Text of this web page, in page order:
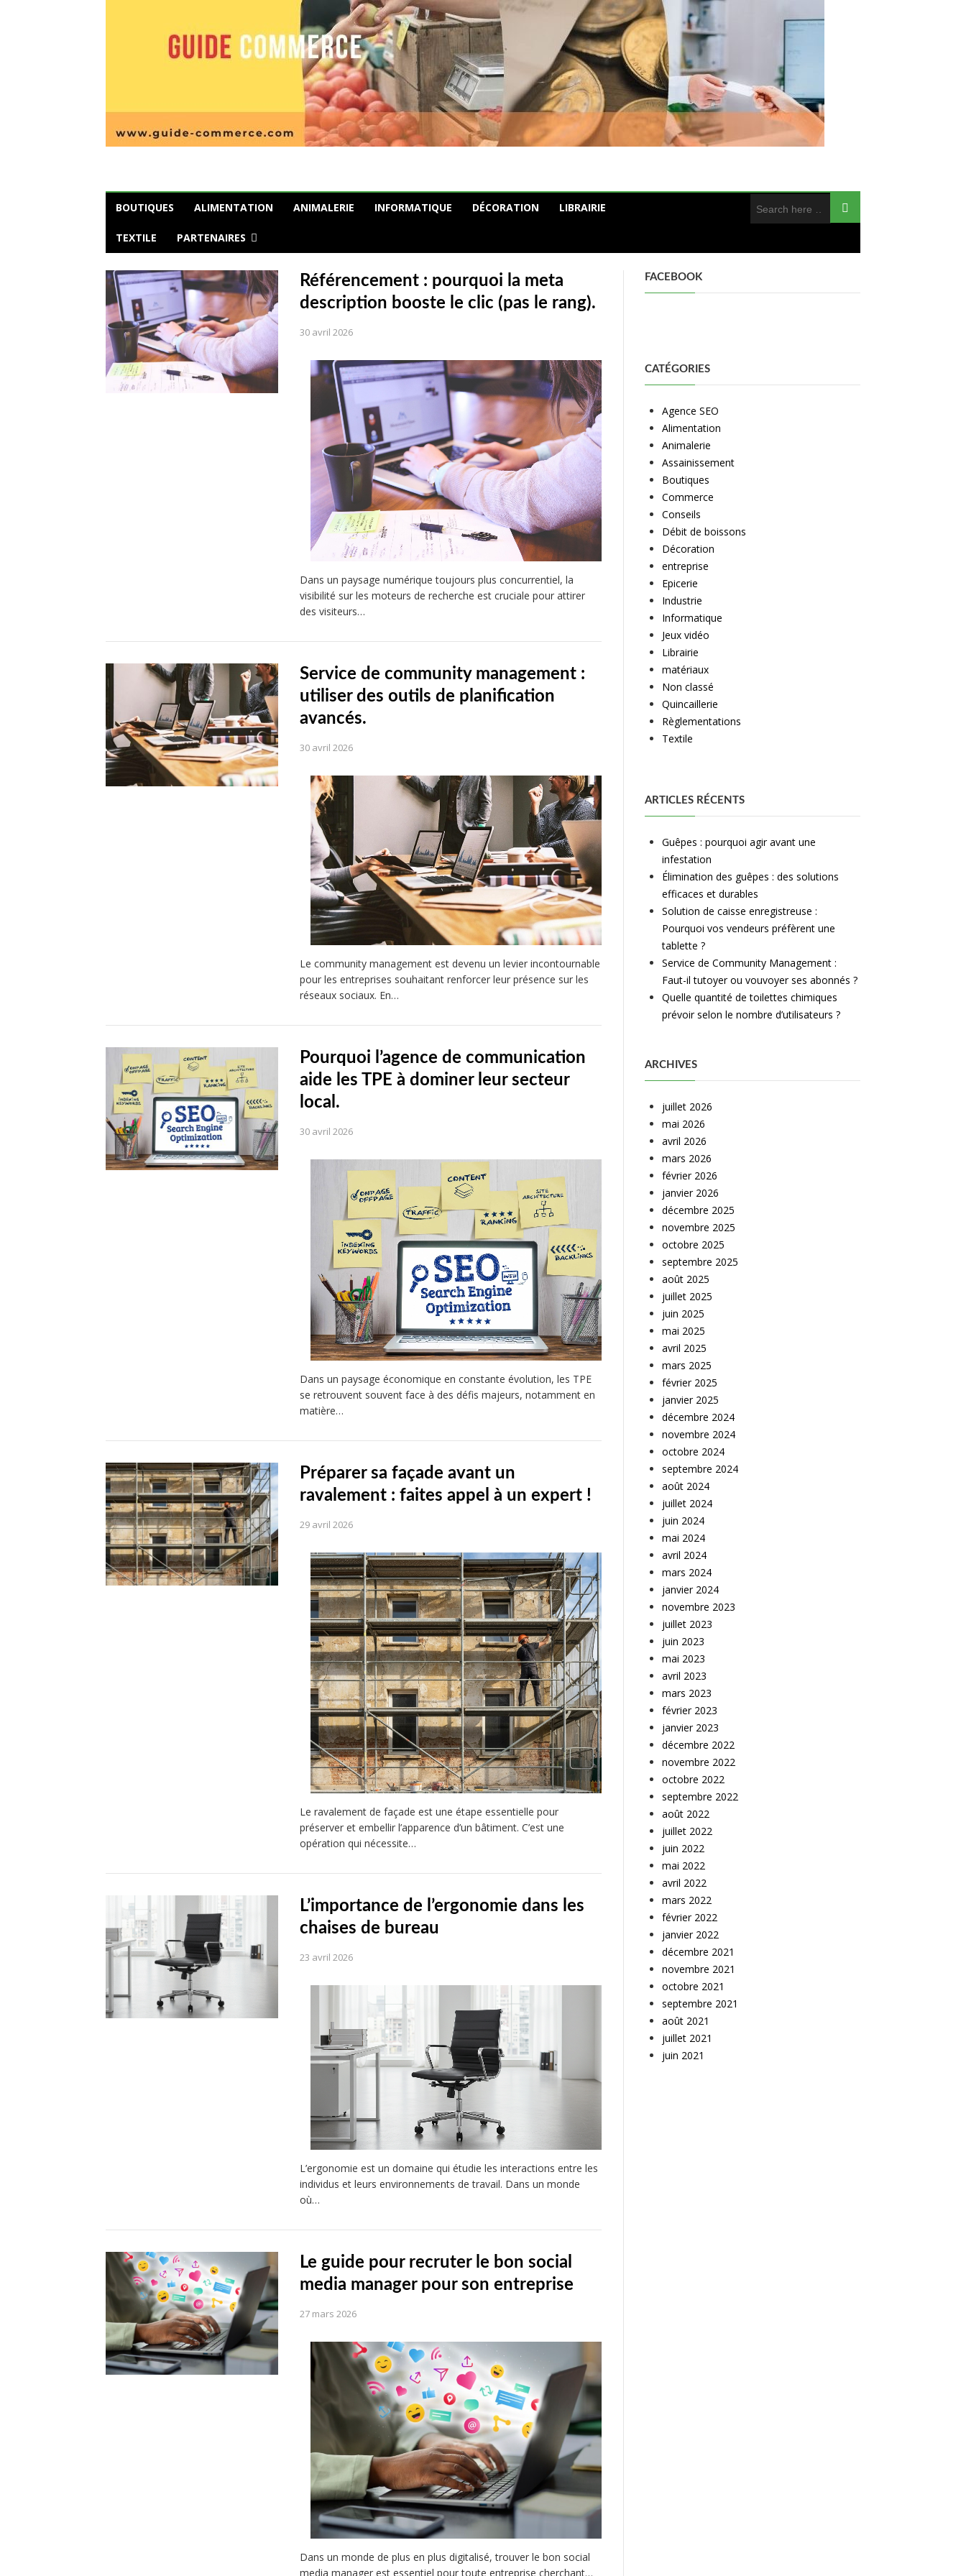
BOUTIQUES ALIMENTATION ANIMALERIE INFORMATIQUE DÉCORATION LIBRAIRIE
TEXTILE PARTENAIRES
Référencement : pourquoi la meta
description booste le clic (pas le rang).
30 avril 2026
Dans un paysage numérique toujours plus concurrentiel, la
visibilité sur les moteurs de recherche est cruciale pour attirer
des visiteurs…
Service de community management :
utiliser des outils de planification
avancés.
30 avril 2026
Le community management est devenu un levier incontournable
pour les entreprises souhaitant renforcer leur présence sur les
réseaux sociaux. En…
Pourquoi l’agence de communication
aide les TPE à dominer leur secteur
local.
30 avril 2026
Dans un paysage économique en constante évolution, les TPE
se retrouvent souvent face à des défis majeurs, notamment en
matière…
Préparer sa façade avant un
ravalement : faites appel à un expert !
29 avril 2026
Le ravalement de façade est une étape essentielle pour
préserver et embellir l’apparence d’un bâtiment. C’est une
opération qui nécessite…
L’importance de l’ergonomie dans les
chaises de bureau
23 avril 2026
L’ergonomie est un domaine qui étudie les interactions entre les
individus et leurs environnements de travail. Dans un monde
où…
Le guide pour recruter le bon social
media manager pour son entreprise
27 mars 2026
Dans un monde de plus en plus digitalisé, trouver le bon social
media manager est essentiel pour toute entreprise cherchant…
FACEBOOK
CATÉGORIES
Agence SEO
Alimentation
Animalerie
Assainissement
Boutiques
Commerce
Conseils
Débit de boissons
Décoration
entreprise
Epicerie
Industrie
Informatique
Jeux vidéo
Librairie
matériaux
Non classé
Quincaillerie
Règlementations
Textile
ARTICLES RÉCENTS
Guêpes : pourquoi agir avant une
infestation
Élimination des guêpes : des solutions
efficaces et durables
Solution de caisse enregistreuse :
Pourquoi vos vendeurs préfèrent une
tablette ?
Service de Community Management :
Faut-il tutoyer ou vouvoyer ses abonnés ?
Quelle quantité de toilettes chimiques
prévoir selon le nombre d’utilisateurs ?
ARCHIVES
juillet 2026
mai 2026
avril 2026
mars 2026
février 2026
janvier 2026
décembre 2025
novembre 2025
octobre 2025
septembre 2025
août 2025
juillet 2025
juin 2025
mai 2025
avril 2025
mars 2025
février 2025
janvier 2025
décembre 2024
novembre 2024
octobre 2024
septembre 2024
août 2024
juillet 2024
juin 2024
mai 2024
avril 2024
mars 2024
janvier 2024
novembre 2023
juillet 2023
juin 2023
mai 2023
avril 2023
mars 2023
février 2023
janvier 2023
décembre 2022
novembre 2022
octobre 2022
septembre 2022
août 2022
juillet 2022
juin 2022
mai 2022
avril 2022
mars 2022
février 2022
janvier 2022
décembre 2021
novembre 2021
octobre 2021
septembre 2021
août 2021
juillet 2021
juin 2021